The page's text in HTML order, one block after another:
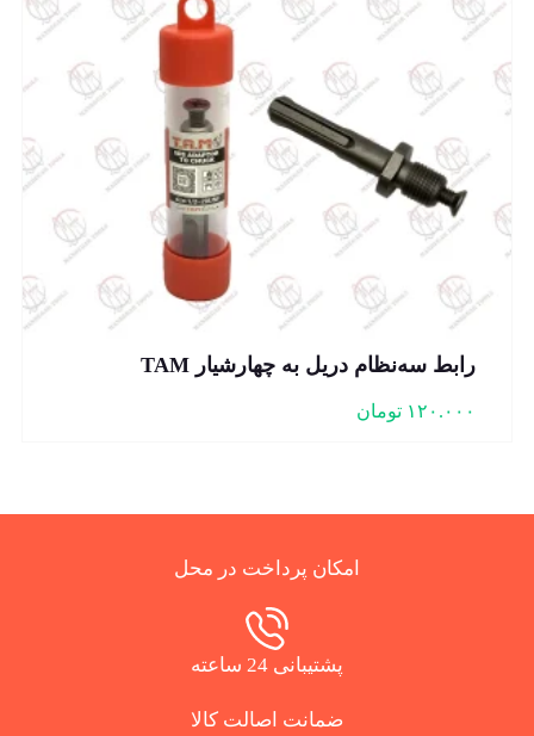
رابط سه‌نظام دریل به چهارشیار TAM
۱۲۰.۰۰۰ تومان
امکان پرداخت در محل
پشتیبانی 24 ساعته
ضمانت اصالت کالا